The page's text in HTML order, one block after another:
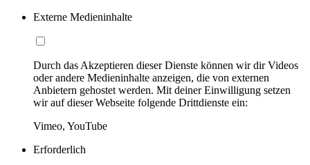
Externe Medieninhalte
Durch das Akzeptieren dieser Dienste können wir dir Videos
oder andere Medieninhalte anzeigen, die von externen
Anbietern gehostet werden. Mit deiner Einwilligung setzen
wir auf dieser Webseite folgende Drittdienste ein:
Vimeo, YouTube
Erforderlich